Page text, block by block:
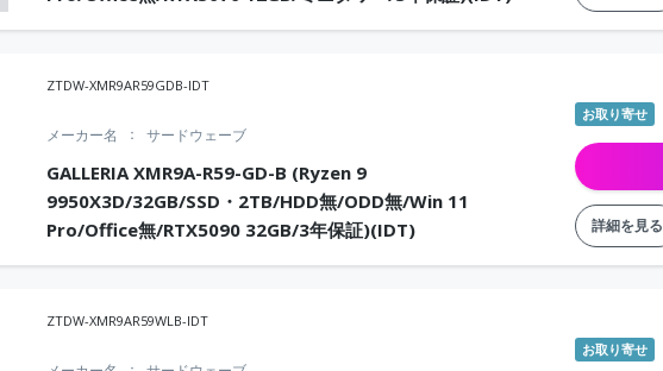
ZTDW-XMR9AR59GDB-IDT
GALLERIA XMR9A-R59-GD-B (Ryzen 9
9950X3D/32GB/SSD・2TB/HDD無/ODD無/Win 11
Pro/Office無/RTX5090 32GB/3年保証)(IDT)
メーカー名 サードウェーブ
お取り寄せ
詳細を見る
ZTDW-XMR9AR59WLB-IDT
お取り寄せ